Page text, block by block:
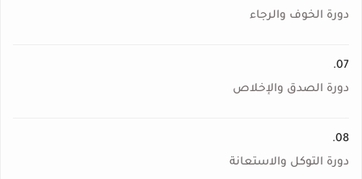
دورة الخوف والرجاء
07.
دورة الصدق والإخلاص
08.
دورة التوكل والاستعانة